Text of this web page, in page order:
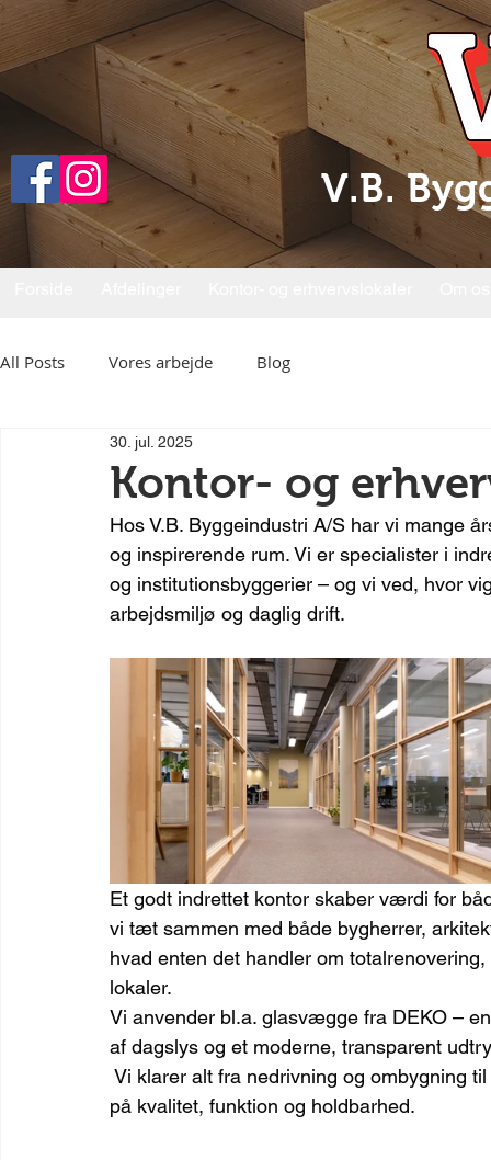
V.B.
All Posts Vores arbejde Blog
Kontor- og
30. jul. 2025
Hos V.B. Byggeindustri A/S har vi mange
og inspirerende rum. Vi er specialister i
og institutionsbyggerier – og vi ved, hvor
arbejdsmiljø og daglig drift.
Et godt indrettet kontor skaber værdi for
vi tæt sammen med både bygherrer,
hvad enten det handler om
lokaler.
Vi anvender bl.a. glasvægge fra DEKO –
af dagslys og et moderne, transparent
Vi klarer alt fra nedrivning og ombygning
på kvalitet, funktion og holdbarhed.